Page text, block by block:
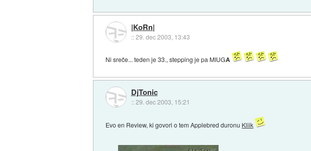
|KoRn|
::29. dec 2003, 13:43
Ni sreče... teden je 33., stepping je pa MIUGA
DjTonic
::29. dec 2003, 15:21
Evo en Review, ki govori o tem Applebred duronu Kliik